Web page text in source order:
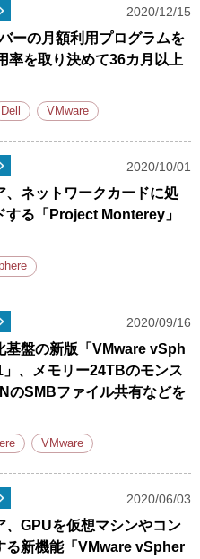
2020/12/15
ーの月額利用プログラムを
率を取り決めて36カ月以上
Dell VMware
2020/10/01
、ネットワークカードに処
する「Project Monterey」
2020/09/16
基盤の新版「VMware vSph
、メモリー24TBのモンス
のSMBファイル共有などを
VMware
2020/06/03
、GPUを仮想マシンやコン
る新機能「VMware vSpher